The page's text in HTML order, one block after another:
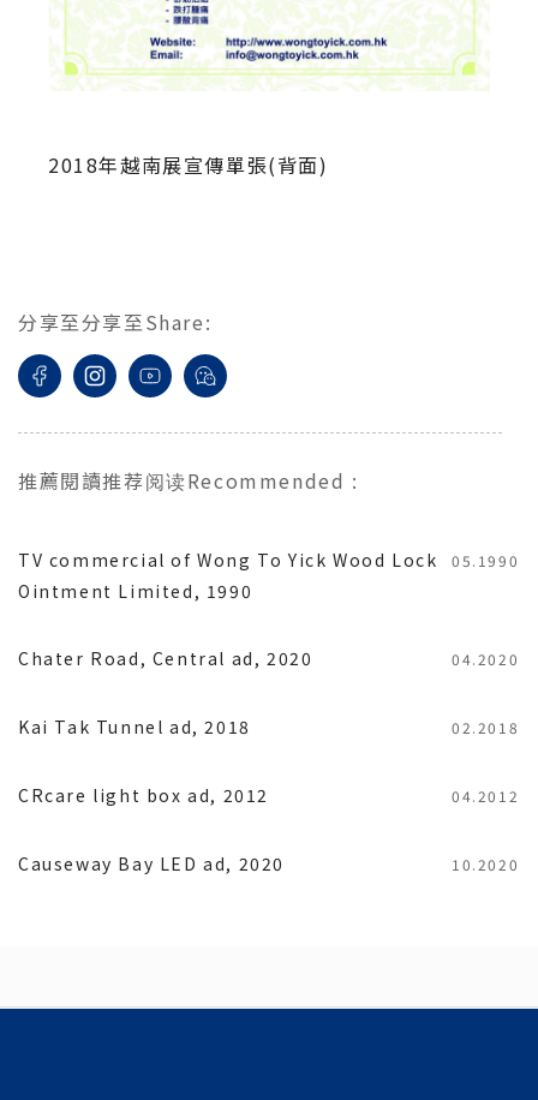
2018年越南展宣傳單張(背面)
分享至分享至Share:
推薦閱讀推荐阅读Recommended :
TV commercial of Wong To Yick Wood Lock
Ointment Limited, 1990
05.1990
Chater Road, Central ad, 2020 04.2020
Kai Tak Tunnel ad, 2018 02.2018
CRcare light box ad, 2012 04.2012
Causeway Bay LED ad, 2020 10.2020